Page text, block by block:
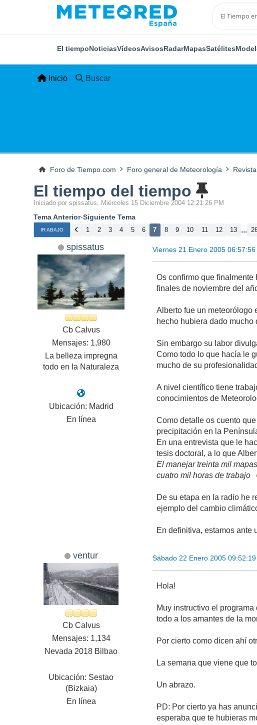
El tiempoNoticiasVídeosAvisosRadarMapasSatélites
Inicio Buscar
Foro de Tiempo.com Foro general de Meteorología
El tiempo del tiempo
Iniciado por spissatus, Miércoles 15 Diciembre 2004 12:21:26 PM
Tema Anterior-Siguiente Tema
IR ABAJO 1 2 3 4 5 6 7 8 9 10 11 12 13 ...
spissatus
Cb Calvus
Mensajes: 1,980
La belleza impregna
todo en la Naturaleza
Ubicación: Madrid
En línea
Viernes 21 Enero 2005 06:57:56
Os confirmo que finalmente
finales de noviembre del
Alberto fue un meteorólogo
hecho hubiera dado
Sin embargo su labor
Como todo lo que hacía le
mucho de su
A nivel científico tiene
conocimientos de
Como detalle os cuento
precipitación en la
En una entrevista que le
tesis doctoral, a lo que
El manejar treinta mil
cuatro mil horas de trabajo
De su etapa en la radio he
ejemplo del cambio
En definitiva, estamos ante
ventur
Cb Calvus
Mensajes: 1,134
Nevada 2018 Bilbao
Ubicación: Sestao
(Bizkaia)
En línea
Sábado 22 Enero 2005 09:52:19
Hola!
Muy instructivo el
todo a los amantes de la
Por cierto como dicen ahí
La semana que viene que
Un abrazo.
PD: Por cierto ya has
esperaba que te hubieras